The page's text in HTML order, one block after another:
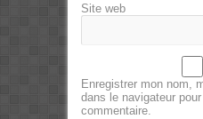
Site web
Enregistrer mon nom,
dans le navigateur
commentaire.